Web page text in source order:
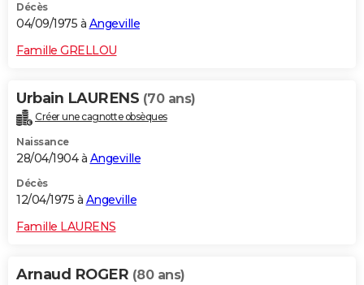
Décès
04/09/1975 à Angeville
Famille GRELLOU
Urbain LAURENS (70 ans)
Créer une cagnotte obsèques
Naissance
28/04/1904 à Angeville
Décès
12/04/1975 à Angeville
Famille LAURENS
Arnaud ROGER (80 ans)